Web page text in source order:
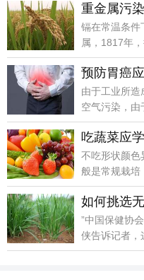
重金属污
镉在常温条件
属，1817年
特罗迈尔
预防胃癌
由于工业所造
空气污染，由
都很容易诱发
吃蔬菜应
不吃形状颜色
般是常规栽培
放心地食用。
如何挑选
”中国保健协
侠告诉记者，
韭菜看起来